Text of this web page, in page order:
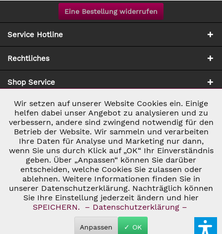
Eine Bestellung widerrufen
Service Hotline
Rechtliches
Shop Service
Zahlung & Versand
* ALLE PREISE INKL. GESETZL. UMSATZSTEUER ZZGL.
VERSANDKOSTEN UND GGF. NACHNAHMEGEBÜHREN, WENN NICHT
ANDERS BESCHRIEBEN
© 2026 C&D WEINHANDEL - ALL RIGHTS RESERVED. THEME BY
THEMEWARE®
Notwendig Aktiv
Marketing Inaktiv
Tracking Inaktiv
Personalisierung Inaktiv
Wir setzen auf unserer Website Cookies ein. Einige
helfen dabei unser Angebot zu analysieren und zu
verbessern, andere sind zwingend notwendig für den
Betrieb der Website. Wir sammeln und verarbeiten
Ihre Daten für Analyse und Marketing nur dann,
wenn Sie uns durch Klick auf „OK“ Ihr Einverständnis
geben. Über „Anpassen“ können Sie darüber
entscheiden, welche Cookies Sie zulassen oder
ablehnen. Weitere Informationen finden Sie in
unserer Datenschutzerklärung. Nachträglich können
Sie Ihre Einstellung jederzeit ändern und hier
SPEICHERN.
– Datenschutzerklärung –
Anpassen ✓ OK